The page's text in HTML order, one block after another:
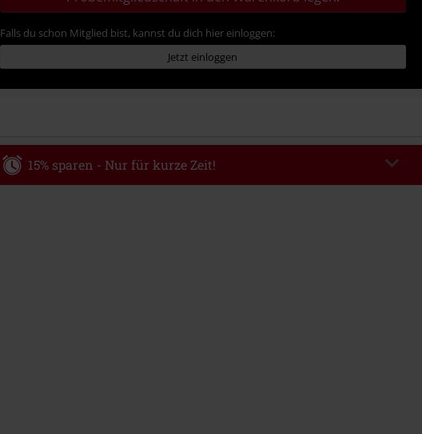
Falls du schon Mitglied bist, kannst du dich hier einloggen:
Jetzt einloggen
15% sparen - Nur für kurze Zeit!